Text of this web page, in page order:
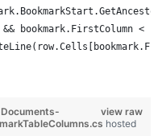
bookmark.FirstColumn <
view raw
hosted